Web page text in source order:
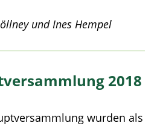
und Ines Hempel
2018
wurden als